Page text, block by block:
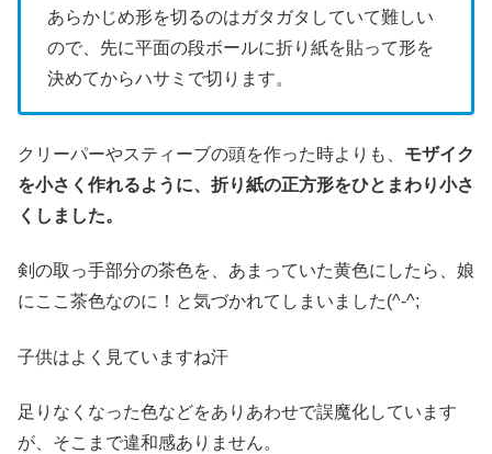
あらかじめ形を切るのはガタガタしていて難しい
ので、先に平面の段ボールに折り紙を貼って形を
決めてからハサミで切ります。
クリーパーやスティーブの頭を作った時よりも、 モザイク
を小さく作れるように、折り紙の正方形をひとまわり小さ
くしました。
剣の取っ手部分の茶色を、あまっていた黄色にしたら、娘
にここ茶色なのに！と気づかれてしまいました(^-^;
子供はよく見ていますね汗
足りなくなった色などをありあわせで誤魔化しています
が、そこまで違和感ありません。